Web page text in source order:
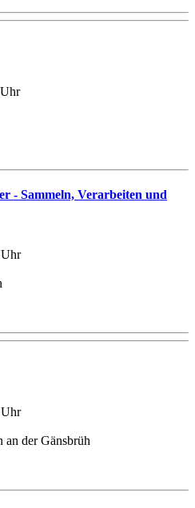
- Sammeln, Verarbeiten und
an der Gänsbrüh